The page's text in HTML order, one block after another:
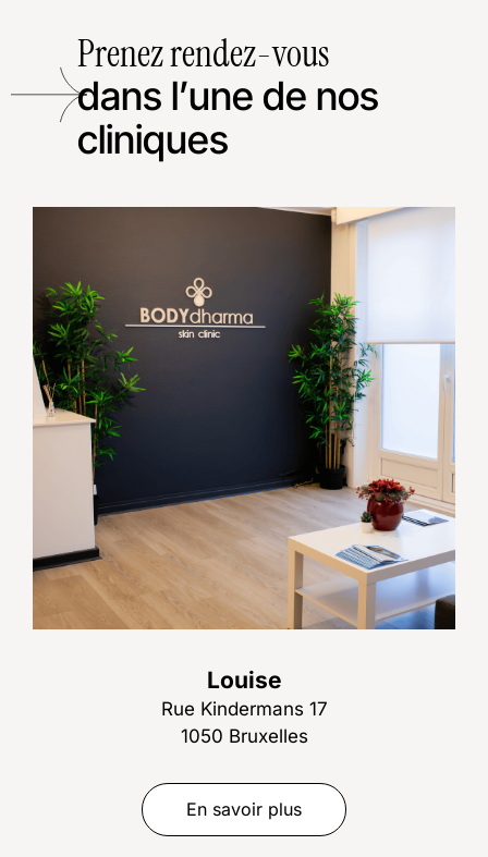
Prenez rendez-vous
dans l’une de nos
cliniques
Louise
Rue Kindermans 17
1050 Bruxelles
En savoir plus